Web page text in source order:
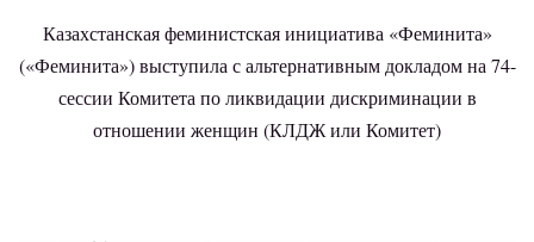
Казахстанская феминистская инициатива «Феминита»
(«Феминита») выступила с альтернативным докладом на 74-
сессии Комитета по ликвидации дискриминации в
отношении женщин (КЛДЖ или Комитет)